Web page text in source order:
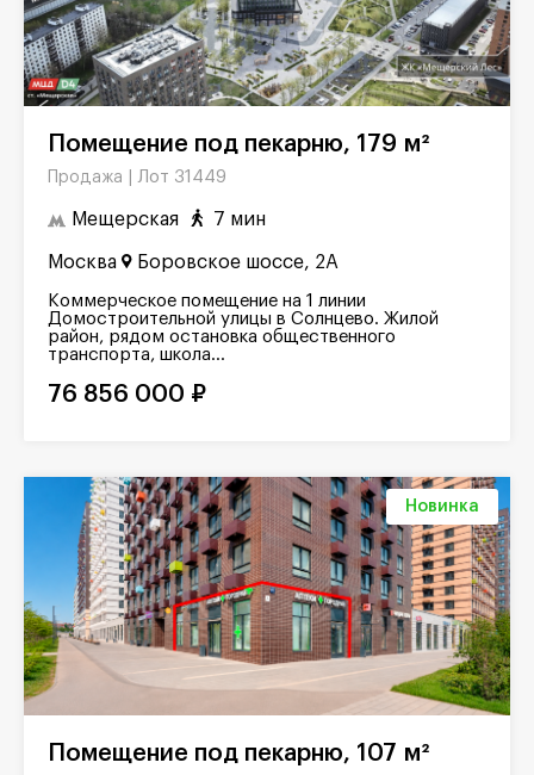
Помещение под пекарню, 179 м²
Продажа | Лот 31449
Мещерская 7 мин
Москва Боровское шоссе, 2А
Коммерческое помещение на 1 линии
Домостроительной улицы в Солнцево. Жилой
район, рядом остановка общественного
транспорта, школа...
76 856 000 ₽
Новинка
Помещение под пекарню, 107 м²